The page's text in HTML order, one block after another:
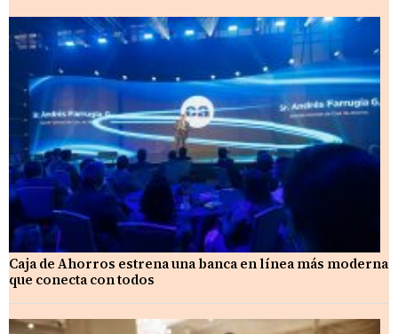
Caja de Ahorros estrena una banca en línea más moderna
que conecta con todos